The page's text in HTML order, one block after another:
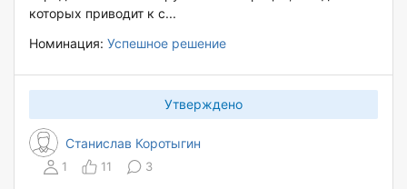
которых приводит к с...
Номинация: Успешное решение
Станислав Коротыгин
Утверждено
1 11 3